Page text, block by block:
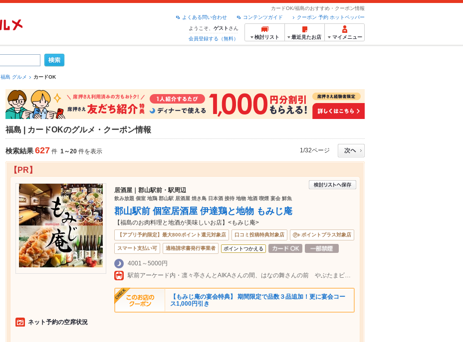
カードOK/福島のおすすめ・クーポン情報
クーポン 予約 ホットペッパー
コンテンツガイド
よくある問い合わせ
ようこそ、 ゲスト さん
会員登録する（無料）
検討リスト 最近見たお店 マイメニュー
福島 グルメ カードOK
福島 | カードOKのグルメ・クーポン情報
検索結果627 件 1～20 件を表示 1/32ページ
【PR】
居酒屋｜郡山駅前・駅周辺
飲み放題 個室 地鶏 郡山駅 居酒屋 焼き鳥 日本酒 接待 地物 地酒 喫煙 宴会 鮮魚
郡山駅前 個室居酒屋 伊達鶏と地物 もみじ庵
【福島のお肉料理と地酒が美味しいお店】<もみじ庵>
【アプリ予約限定】最大800ポイント還元対象店 口コミ投稿特典対象店 ポイントプラス対象店
スマート支払い可 適格請求書発行事業者 ポイントつかえる
4001～5000円
駅前アーケード内・凛々亭さんとAIKAさんの間、はなの舞さんの前 やぶたまビル1階
【もみじ庵の宴会特典】 期間限定で品数３品追加！更に宴会コー
ス1,000円引き
ネット予約の空席状況